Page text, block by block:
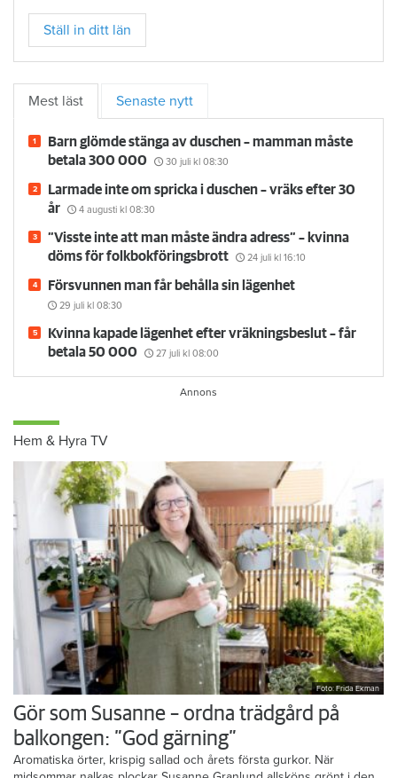
Ställ in ditt län
Mest läst Senaste nytt
Barn glömde stänga av duschen – mamman måste
betala 300 000
30 juli kl 08:30
Larmade inte om spricka i duschen – vräks efter 30
år
4 augusti kl 08:30
”Visste inte att man måste ändra adress” – kvinna
döms för folkbokföringsbrott
24 juli kl 16:10
Försvunnen man får behålla sin lägenhet
29 juli kl 08:30
Kvinna kapade lägenhet efter vräkningsbeslut – får
betala 50 000
27 juli kl 08:00
Hem & Hyra TV
Foto: Frida Ekman
Gör som Susanne – ordna trädgård på
balkongen: ”God gärning”
Aromatiska örter, krispig sallad och årets första gurkor. När